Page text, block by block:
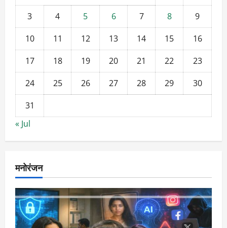
3
4 5 6 7 8
9
10
11 12 13 14 15
16
17
18 19 20 21 22
23
24
25 26 27 28 29
30
31
« Jul
मनोरंजन